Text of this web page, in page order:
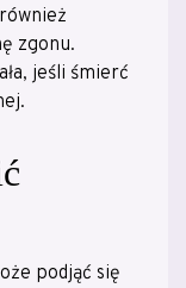
zgonu.
jeśli śmierć
podjąć się